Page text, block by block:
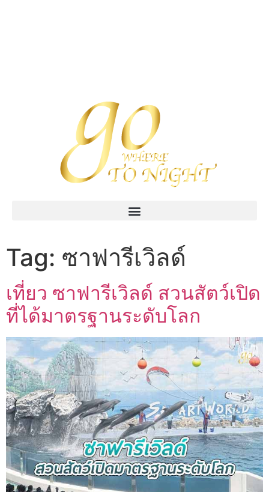
Tag: ซาฟารีเวิลด์
เที่ยว ซาฟารีเวิลด์ สวนสัตว์เปิด
ที่ได้มาตรฐานระดับโลก